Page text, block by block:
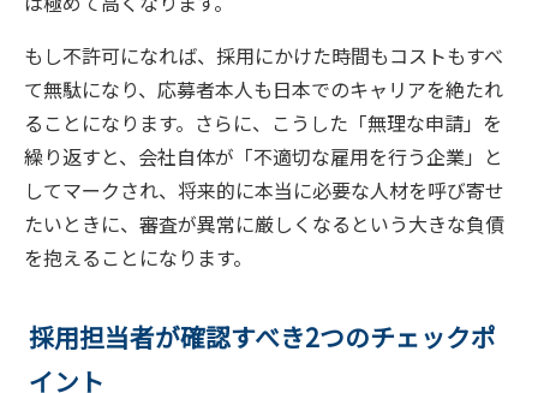
もし不許可になれば、採用にかけた時間もコストもすべ
て無駄になり、応募者本人も日本でのキャリアを絶たれ
ることになります。さらに、こうした「無理な申請」を
繰り返すと、会社自体が「不適切な雇用を行う企業」と
してマークされ、将来的に本当に必要な人材を呼び寄せ
たいときに、審査が異常に厳しくなるという大きな負債
を抱えることになります。
採用担当者が確認すべき2つのチェックポ
イント